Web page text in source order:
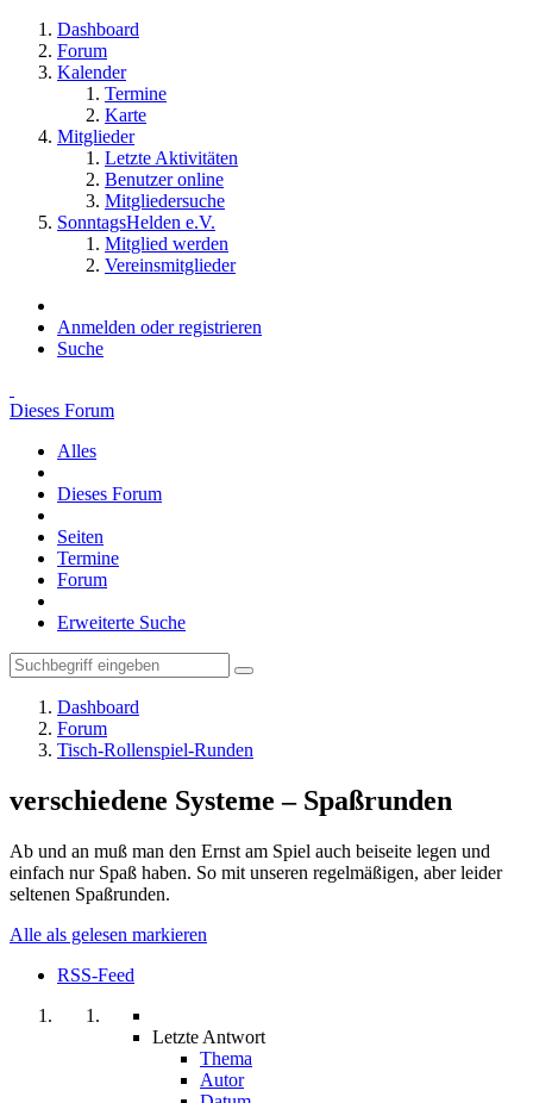
Dashboard
Forum
Kalender
Termine
Karte
Mitglieder
Letzte Aktivitäten
Benutzer online
Mitgliedersuche
SonntagsHelden e.V.
Mitglied werden
Vereinsmitglieder
Anmelden oder registrieren
Suche
Dieses Forum
Alles
Dieses Forum
Seiten
Termine
Forum
Erweiterte Suche
Dashboard
Forum
Tisch-Rollenspiel-Runden
verschiedene Systeme – Spaßrunden
Ab und an muß man den Ernst am Spiel auch beiseite legen und
einfach nur Spaß haben. So mit unseren regelmäßigen, aber leider
seltenen Spaßrunden.
Alle als gelesen markieren
RSS-Feed
Letzte Antwort
Thema
Autor